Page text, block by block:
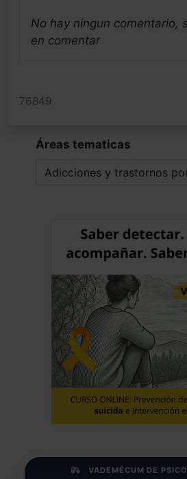
No hay ningun comentario,
en comentar
76849
Áreas tematicas
VADEMÉCUM DE